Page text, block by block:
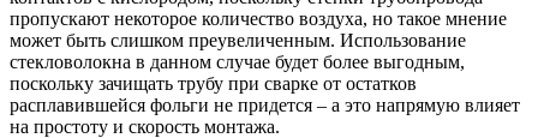
пропускают некоторое количество воздуха, но такое мнение
может быть слишком преувеличенным. Использование
стекловолокна в данном случае будет более выгодным,
поскольку зачищать трубу при сварке от остатков
расплавившейся фольги не придется – а это напрямую влияет
на простоту и скорость монтажа.